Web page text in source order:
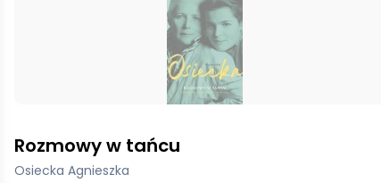
Rozmowy w tańcu
Osiecka Agnieszka